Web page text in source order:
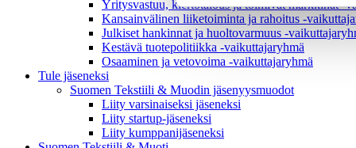
Yritysvastuu, kiertotalous ja toimivat markkinat -
Kansainvälinen liiketoiminta ja rahoitus -
Julkiset hankinnat ja huoltovarmuus -
Kestävä tuotepolitiikka​ -vaikuttajaryhmä
Osaaminen ja vetovoima -vaikuttajaryhmä
Tule jäseneksi
Suomen Tekstiili & Muodin jäsenyysmuodot
Liity varsinaiseksi jäseneksi
Liity startup-jäseneksi
Liity kumppani­jäseneksi